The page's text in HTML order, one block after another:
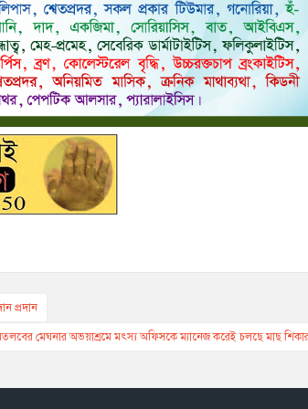
প্রদান
মেঘনার অভয়াশ্রমে মৎস্য অফিসকে ম্যানেজ করেই চলছে মাছ